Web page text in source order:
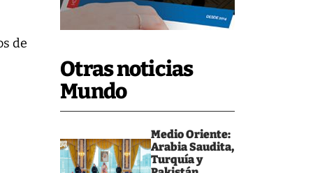
Otras noticias
Mundo
Medio Oriente:
Arabia Saudita,
Turquía y
de